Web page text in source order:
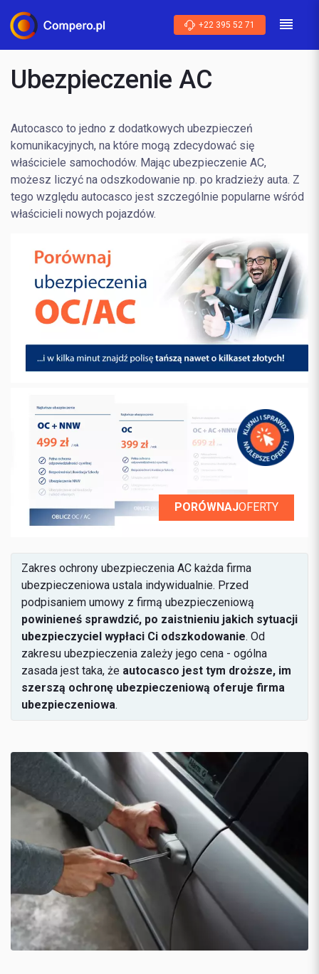
+22 395 52 71
Ubezpieczenie AC
Autocasco to jedno z dodatkowych ubezpieczeń
komunikacyjnych, na które mogą zdecydować się
właściciele samochodów. Mając ubezpieczenie AC,
możesz liczyć na odszkodowanie np. po kradzieży auta. Z
tego względu autocasco jest szczególnie popularne wśród
właścicieli nowych pojazdów.
PORÓWNAJOFERTY
Zakres ochrony ubezpieczenia AC każda firma
ubezpieczeniowa ustala indywidualnie. Przed
podpisaniem umowy z firmą ubezpieczeniową
powinieneś sprawdzić, po zaistnieniu jakich sytuacji
ubezpieczyciel wypłaci Ci odszkodowanie. Od
zakresu ubezpieczenia zależy jego cena - ogólna
zasada jest taka, że autocasco jest tym droższe, im
szerszą ochronę ubezpieczeniową oferuje firma
ubezpieczeniowa.